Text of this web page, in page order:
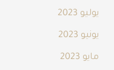
يوليو 2023
يونيو 2023
مايو 2023